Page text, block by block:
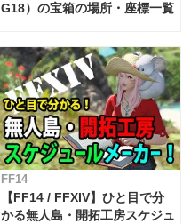
G18）の宝箱の場所・座標一覧
FF14
【FF14 / FFXIV】ひと目で分
かる無人島・開拓工房スケジュ